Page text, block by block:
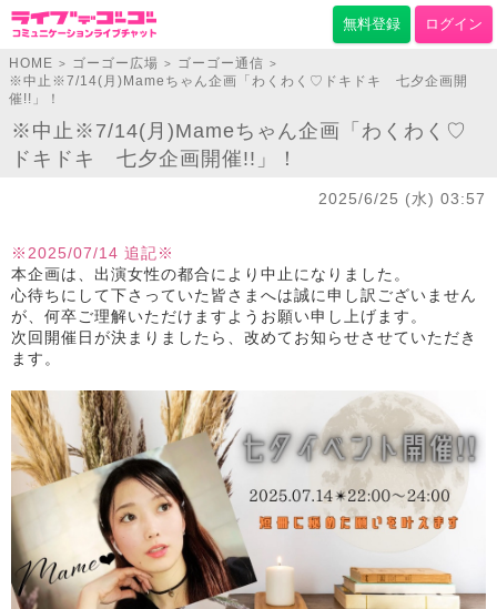
無料登録 ログイン
HOME > ゴーゴー広場 > ゴーゴー通信 >
※中止※7/14(月)Mameちゃん企画「わくわく♡ドキドキ 七夕企画開
催!!」！
※中止※7/14(月)Mameちゃん企画「わくわく♡
ドキドキ 七夕企画開催!!」！
2025/6/25 (水) 03:57
※2025/07/14 追記※
本企画は、出演女性の都合により中止になりました。
心待ちにして下さっていた皆さまへは誠に申し訳ございません
が、何卒ご理解いただけますようお願い申し上げます。
次回開催日が決まりましたら、改めてお知らせさせていただき
ます。